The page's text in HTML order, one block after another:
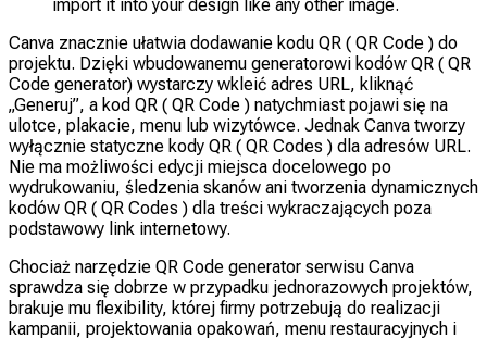
import it into your design like any other image.
Canva znacznie ułatwia dodawanie kodu QR ( QR Code ) do
projektu. Dzięki wbudowanemu generatorowi kodów QR ( QR
Code generator) wystarczy wkleić adres URL, kliknąć
„Generuj”, a kod QR ( QR Code ) natychmiast pojawi się na
ulotce, plakacie, menu lub wizytówce. Jednak Canva tworzy
wyłącznie statyczne kody QR ( QR Codes ) dla adresów URL.
Nie ma możliwości edycji miejsca docelowego po
wydrukowaniu, śledzenia skanów ani tworzenia dynamicznych
kodów QR ( QR Codes ) dla treści wykraczających poza
podstawowy link internetowy.
Chociaż narzędzie QR Code generator serwisu Canva
sprawdza się dobrze w przypadku jednorazowych projektów,
brakuje mu flexibility, której firmy potrzebują do realizacji
kampanii, projektowania opakowań, menu restauracyjnych i